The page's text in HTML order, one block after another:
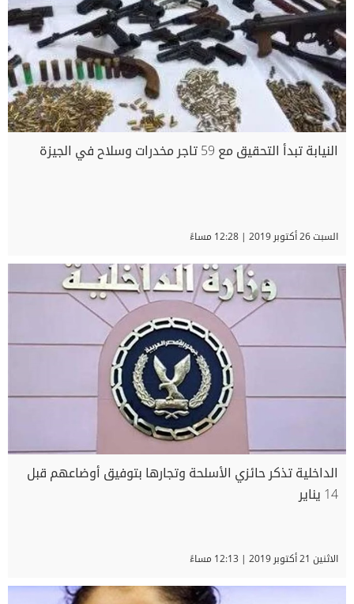
النيابة تبدأ التحقيق مع 59 تاجر مخدرات وسلاح في الجيزة
السبت 26 أكتوبر 2019 | 12:28 مساءً
الداخلية تذكر حائزي الأسلحة وتجارها بتوفيق أوضاعهم قبل
14 يناير
الاثنين 21 أكتوبر 2019 | 12:13 مساءً